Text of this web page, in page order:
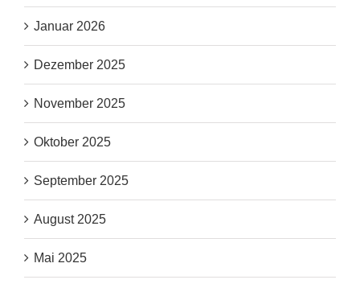
Januar 2026
Dezember 2025
November 2025
Oktober 2025
September 2025
August 2025
Mai 2025